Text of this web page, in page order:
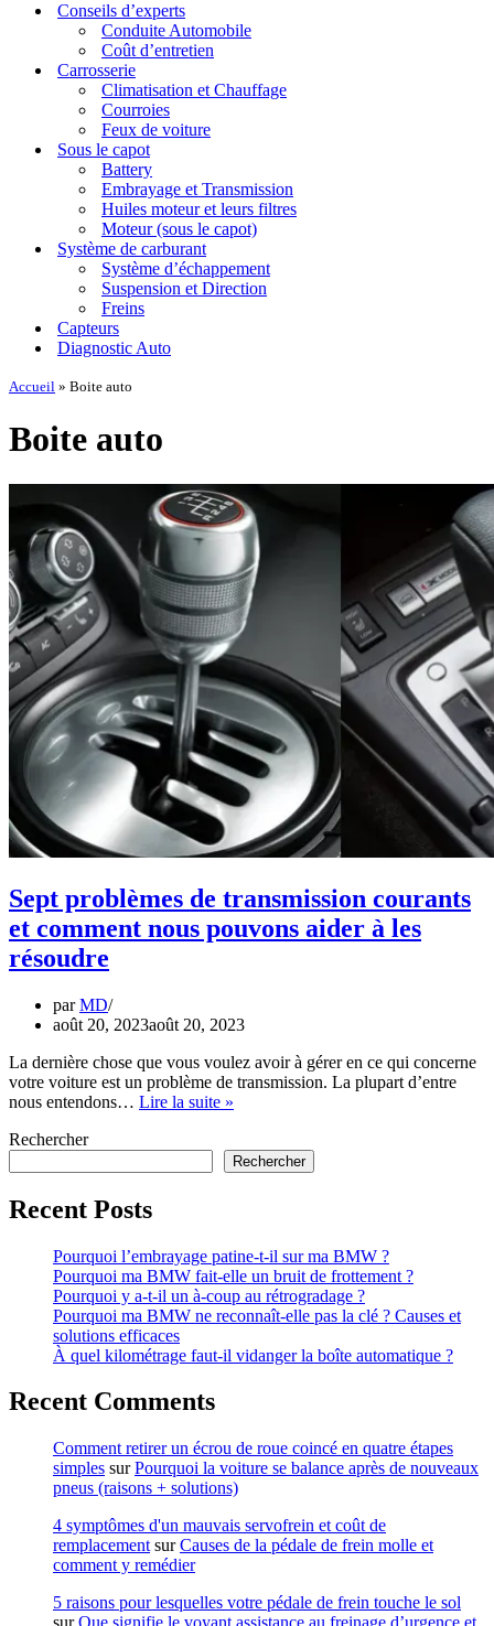
navigationConseils d’experts
Conduite Automobile
Coût d’entretien
Carrosserie
Climatisation et Chauffage
Courroies
Feux de voiture
Sous le capot
Battery
Embrayage et Transmission
Huiles moteur et leurs filtres
Moteur (sous le capot)
Système de carburant
Système d’échappement
Suspension et Direction
Freins
Capteurs
Diagnostic Auto
Accueil » Boite auto
Boite auto
Sept problèmes de transmission courants
et comment nous pouvons aider à les
résoudre
parMD
août 20, 2023août 20, 2023
La dernière chose que vous voulez avoir à gérer en ce qui concerne
votre voiture est un problème de transmission. La plupart d’entre
nous entendons… Lire la suite »
transmission
pouvons
aider
à
les
Rechercher
Rechercher
Recent Posts
Pourquoi l’embrayage patine-t-il sur ma BMW ?
Pourquoi ma BMW fait-elle un bruit de frottement ?
Pourquoi y a-t-il un à-coup au rétrogradage ?
Pourquoi ma BMW ne reconnaît-elle pas la clé ? Causes et
solutions efficaces
À quel kilométrage faut-il vidanger la boîte automatique ?
Recent Comments
Comment retirer un écrou de roue coincé en quatre étapes
simples surPourquoi la voiture se balance après de nouveaux
pneus (raisons + solutions)
4 symptômes d'un mauvais servofrein et coût de
remplacement surCauses de la pédale de frein molle et
comment y remédier
5 raisons pour lesquelles votre pédale de frein touche le sol